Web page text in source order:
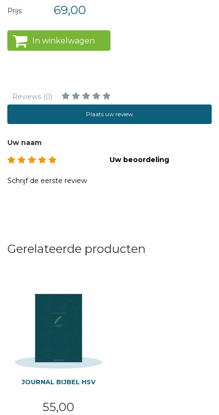
Prijs: 69,00
In winkelwagen
Reviews (0)
Plaats uw review
Uw naam
Uw beoordeling
Schrijf de eerste review
Gerelateerde producten
JOURNAL BIJBEL HSV
55,00